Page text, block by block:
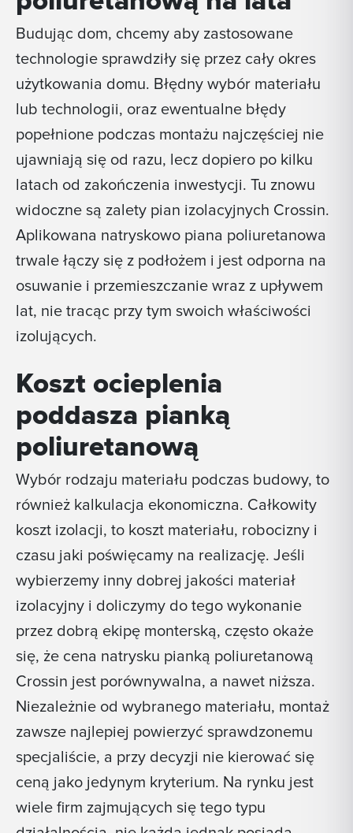
Budując dom, chcemy aby zastosowane
technologie sprawdziły się przez cały okres
użytkowania domu. Błędny wybór materiału
lub technologii, oraz ewentualne błędy
popełnione podczas montażu najczęściej nie
ujawniają się od razu, lecz dopiero po kilku
latach od zakończenia inwestycji. Tu znowu
widoczne są zalety pian izolacyjnych Crossin.
Aplikowana natryskowo piana poliuretanowa
trwale łączy się z podłożem i jest odporna na
osuwanie i przemieszczanie wraz z upływem
lat, nie tracąc przy tym swoich właściwości
izolujących.
Koszt ocieplenia
poddasza pianką
poliuretanową
Wybór rodzaju materiału podczas budowy, to
również kalkulacja ekonomiczna. Całkowity
koszt izolacji, to koszt materiału, robocizny i
czasu jaki poświęcamy na realizację. Jeśli
wybierzemy inny dobrej jakości materiał
izolacyjny i doliczymy do tego wykonanie
przez dobrą ekipę monterską, często okaże
się, że cena natrysku pianką poliuretanową
Crossin jest porównywalna, a nawet niższa.
Niezależnie od wybranego materiału, montaż
zawsze najlepiej powierzyć sprawdzonemu
specjaliście, a przy decyzji nie kierować się
ceną jako jedynym kryterium. Na rynku jest
wiele firm zajmujących się tego typu